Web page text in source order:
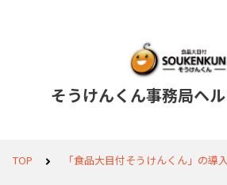
そうけんくん事務局ヘ
TOP 「食品大目付そうけんくん」の導入